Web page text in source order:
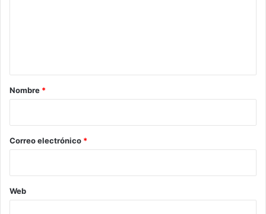
r
*
Nombre *
Correo electrónico *
Web